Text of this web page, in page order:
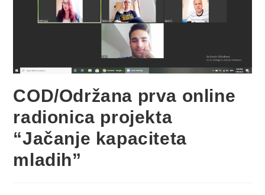
COD/Održana prva online
radionica projekta
“Jačanje kapaciteta
mladih”